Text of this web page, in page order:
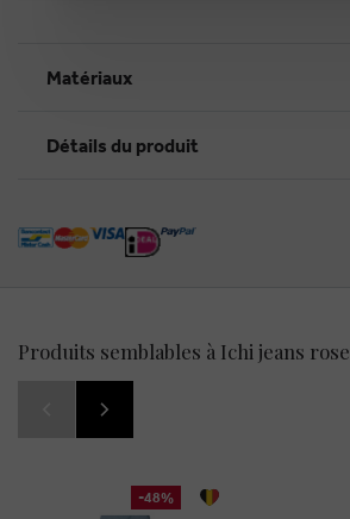
Matériaux
Détails du produit
Produits semblables à Ichi jeans rose
-48%